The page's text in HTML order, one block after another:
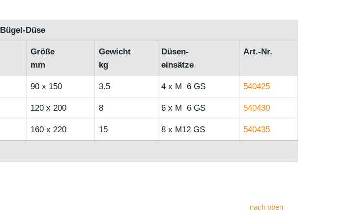
Bügel-Düse
Größe
mm
Gewicht
kg
Düsen-
einsätze
Art.-Nr.
90 x 150 3.5 4 x M 6 GS 540425
120 x 200 8 6 x M 6 GS 540430
160 x 220 15 8 x M12 GS 540435
nach oben